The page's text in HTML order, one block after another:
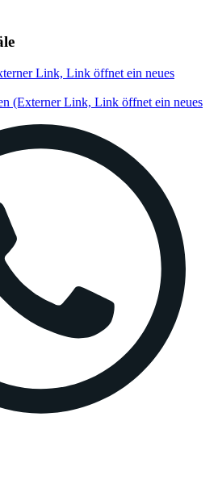
Link, Link öffnet ein neues
(Externer Link, Link öffnet ein neues